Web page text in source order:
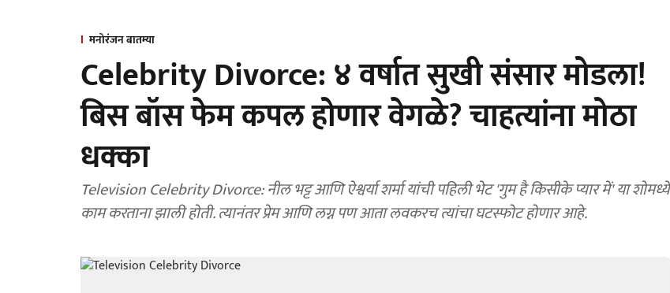
मनोरंजन बातम्या
Celebrity Divorce: ४ वर्षात सुखी संसार मोडला!
बिस बॉस फेम कपल होणार वेगळे? चाहत्यांना मोठा
धक्का
Television Celebrity Divorce: नील भट्ट आणि ऐश्वर्या शर्मा यांची पहिली भेट 'गुम है किसीके प्यार में' या शोमध्ये
काम करताना झाली होती. त्यानंतर प्रेम आणि लग्न पण आता लवकरच त्यांचा घटस्फोट होणार आहे.